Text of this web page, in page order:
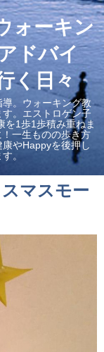
ォーキン
ドバイ
く日々
。ウォーキング教
。エストロゲン子
を1歩1歩積み重ねま
一生ものの歩き方
やHappyを後押し
。
マスモー